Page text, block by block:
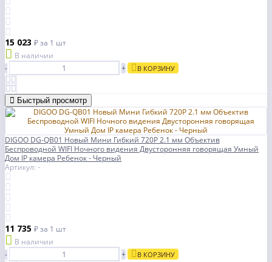
15 023 ₽за 1 шт
В наличии
-
+ В КОРЗИНУ
Быстрый просмотр
DIGOO DG-QB01 Новый Мини Гибкий 720P 2.1 мм Объектив
Беспроводной WIFI Ночного видения Двусторонняя говорящая Умный
Дом IP камера Ребенок - Черный
Артикул: -
11 735 ₽за 1 шт
В наличии
-
+ В КОРЗИНУ